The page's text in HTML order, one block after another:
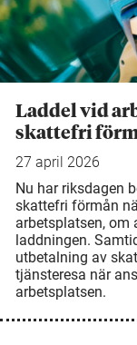
Laddel vid
skattefri
27 april 2026
Nu har riksdagen
skattefri förmån
arbetsplatsen, om
laddningen.
utbetalning av
tjänsteresa när
arbetsplatsen.